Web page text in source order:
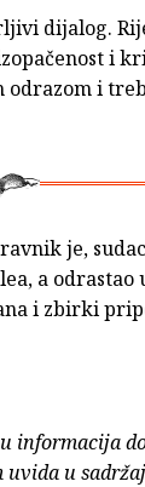
dijalog.
i
i
je,
a odrastao
i zbirki
informacija
u